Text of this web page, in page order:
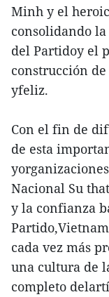
Minh y el
consolidando
del Partidoy el
construcción
yfeliz.
Con el fin de
de esta
Nacional Su
y la confianza
cada vez más
una cultura de
completo